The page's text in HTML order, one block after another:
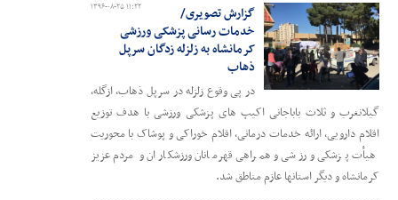
۱۳۹۶-۰۸-۲۵ ۱۱:۲۲
گزارش تصویری/
خدمات رسانی پزشکی ورزشی
کرمانشاه به زلزله زدگان سرپل
ذهاب
در پی وقوع زلزله در سرپل ذهاب، ازگله،
گیلانغرب و ثلاث باباجانی اکیپ های پزشکی ورزشی با هدف توزیع
اقلام دارویی، ارائه خدمات درمانی، اقلام خوراکی و پوشاک با محوریت
هیأت پزشکی ورزشی و همراهی قهرمانان ورزشکاران و مردم عزیز
کرمانشاه و دیگر استانها عازم مناطق شد.